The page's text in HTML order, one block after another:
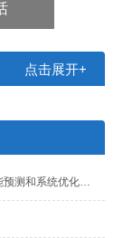
点击展开+
光伏领域的技术飞跃：太阳能电池列阵模拟器在性能预测和系统优化中的重要性